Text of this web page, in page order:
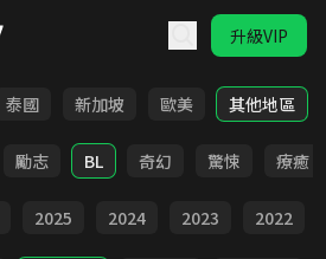
升級VIP
泰國 新加坡 歐美 其他地區
勵志 BL 奇幻 驚悚 療癒
2025 2024 2023 2022